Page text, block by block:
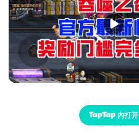
已经到底了
内打开